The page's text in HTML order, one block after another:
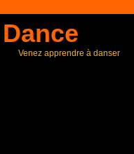
Dance
Venez apprendre à danser